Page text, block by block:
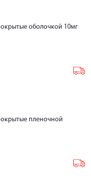
оболочкой 10мг
пленочной